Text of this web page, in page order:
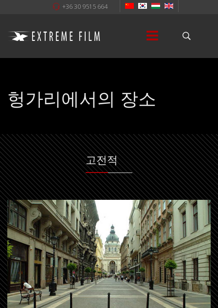
+36 30 9515 664
헝가리에서의 장소
고전적